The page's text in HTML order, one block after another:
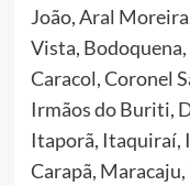
João, Aral
Vista,
Caracol, Coronel
Irmãos do Buriti,
Itaporã, Itaquiraí,
Carapã,